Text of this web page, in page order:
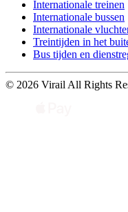
Internationale treinen
Internationale bussen
Internationale
Treintijden in het
Bus tijden en
© 2026 Virail All Rights